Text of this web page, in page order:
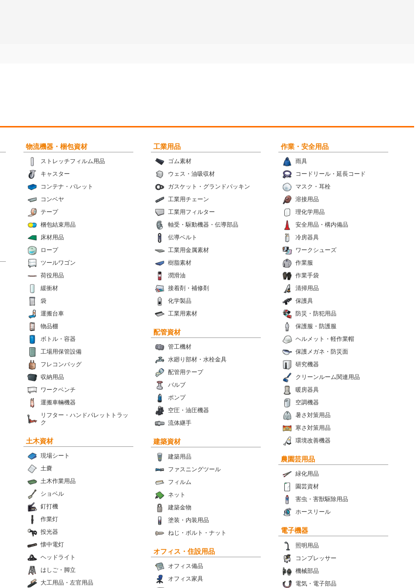
物流機器・梱包資材
ストレッチフィルム用品
キャスター
コンテナ・パレット
コンベヤ
テープ
梱包結束用品
床材用品
ロープ
ツールワゴン
荷役用品
緩衝材
袋
運搬台車
物品棚
ボトル・容器
工場用保管設備
フレコンバッグ
収納用品
ワークベンチ
運搬車輛機器
リフター・ハンドパレットトラッ
ク
工業用品
ゴム素材
ウェス・油吸収材
ガスケット・グランドパッキン
工業用チェーン
工業用フィルター
軸受・駆動機器・伝導部品
伝導ベルト
工業用金属素材
樹脂素材
潤滑油
接着剤・補修剤
化学製品
工業用素材
作業・安全用品
雨具
コードリール・延長コード
マスク・耳栓
溶接用品
理化学用品
安全用品・構内備品
冷房器具
ワークシューズ
作業服
作業手袋
清掃用品
保護具
防災・防犯用品
保護服・防護服
ヘルメット・軽作業帽
保護メガネ・防災面
研究機器
クリーンルーム関連用品
暖房器具
空調機器
暑さ対策用品
寒さ対策用品
環境改善機器
配管資材
管工機材
水廻り部材・水栓金具
配管用テープ
バルブ
ポンプ
空圧・油圧機器
流体継手
土木資材
現場シート
土嚢
土木作業用品
ショベル
釘打機
作業灯
投光器
懐中電灯
ヘッドライト
はしご・脚立
大工用品・左官用品
建築資材
建築用品
ファスニングツール
フィルム
ネット
建築金物
塗装・内装用品
ねじ・ボルト・ナット
農園芸用品
緑化用品
園芸資材
害虫・害獣駆除用品
ホースリール
電子機器
照明用品
コンプレッサー
機械部品
電気・電子部品
オフィス・住設用品
オフィス備品
オフィス家具